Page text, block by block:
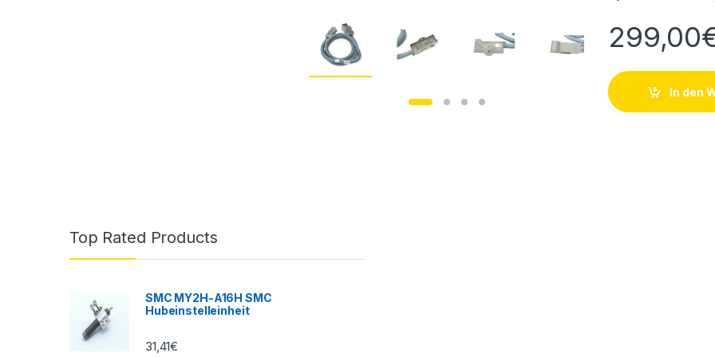
299,00
In den
Top Rated Products
SMC MY2H-A16H SMC
Hubeinstelleinheit
31,41€